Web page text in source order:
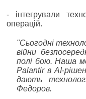
- інтегрували
операцій.
"Сьогодні
війни
полі бою. Наша
Palantir в AI-
дають
Федоров.